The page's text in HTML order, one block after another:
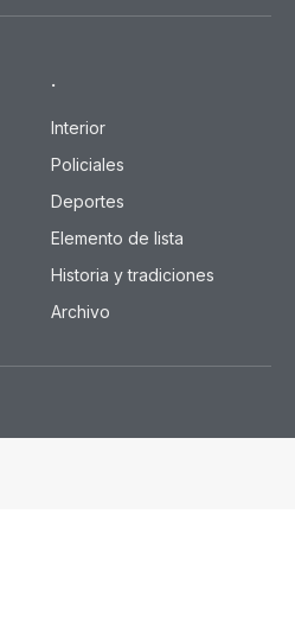
(Twitter)
.
Interior
Policiales
Deportes
Elemento de lista
Historia y tradiciones
Archivo